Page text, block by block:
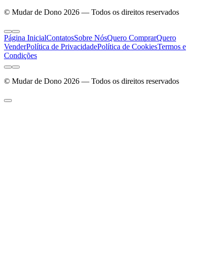
© Mudar de Dono 2026 — Todos os direitos reservados
Página InicialContatosSobre NósQuero ComprarQuero
VenderPolítica de PrivacidadePolítica de CookiesTermos e
Condições
© Mudar de Dono 2026 — Todos os direitos reservados